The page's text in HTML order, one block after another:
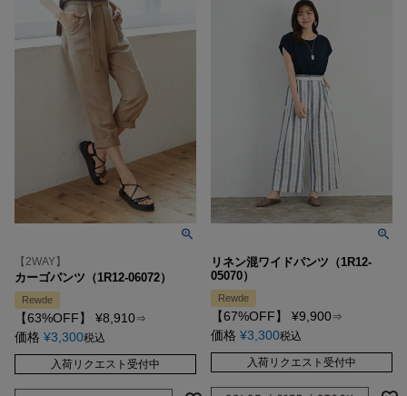
【2WAY】
カーゴパンツ（1R12-06072）
Rewde
【63%OFF】 ¥8,910⇒
価格 ¥3,300税込
入荷リクエスト受付中
リネン混ワイドパンツ（1R12-
05070）
Rewde
【67%OFF】 ¥9,900⇒
価格 ¥3,300税込
入荷リクエスト受付中